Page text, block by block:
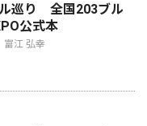
巡り 全国203ブル
公式本
富江 弘幸